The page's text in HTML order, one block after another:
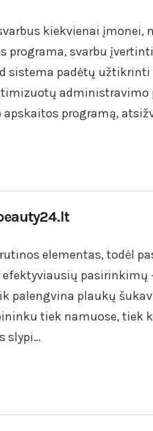
kiekvienai įmonei,
programa, svarbu
sistema padėtų
administravimo
programą,
elementas, todėl
pasirinkimų
palengvina plaukų
tiek namuose, tiek
slypi…